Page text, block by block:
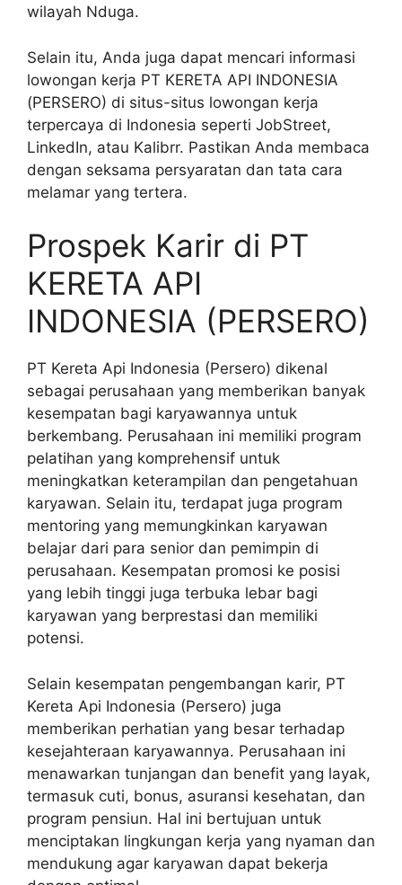
wilayah Nduga.
Selain itu, Anda juga dapat mencari informasi
lowongan kerja PT KERETA API INDONESIA
(PERSERO) di situs-situs lowongan kerja
terpercaya di Indonesia seperti JobStreet,
LinkedIn, atau Kalibrr. Pastikan Anda membaca
dengan seksama persyaratan dan tata cara
melamar yang tertera.
Prospek Karir di PT
KERETA API
INDONESIA (PERSERO)
PT Kereta Api Indonesia (Persero) dikenal
sebagai perusahaan yang memberikan banyak
kesempatan bagi karyawannya untuk
berkembang. Perusahaan ini memiliki program
pelatihan yang komprehensif untuk
meningkatkan keterampilan dan pengetahuan
karyawan. Selain itu, terdapat juga program
mentoring yang memungkinkan karyawan
belajar dari para senior dan pemimpin di
perusahaan. Kesempatan promosi ke posisi
yang lebih tinggi juga terbuka lebar bagi
karyawan yang berprestasi dan memiliki
potensi.
Selain kesempatan pengembangan karir, PT
Kereta Api Indonesia (Persero) juga
memberikan perhatian yang besar terhadap
kesejahteraan karyawannya. Perusahaan ini
menawarkan tunjangan dan benefit yang layak,
termasuk cuti, bonus, asuransi kesehatan, dan
program pensiun. Hal ini bertujuan untuk
menciptakan lingkungan kerja yang nyaman dan
mendukung agar karyawan dapat bekerja